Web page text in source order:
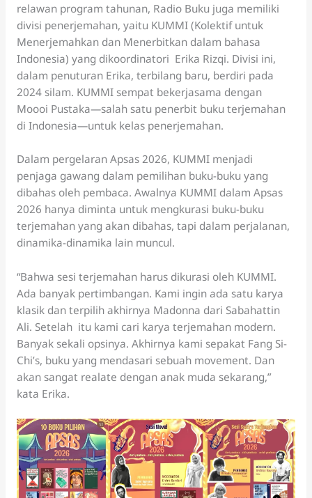
relawan program tahunan, Radio Buku juga memiliki
divisi penerjemahan, yaitu KUMMI (Kolektif untuk
Menerjemahkan dan Menerbitkan dalam bahasa
Indonesia) yang dikoordinatori Erika Rizqi. Divisi ini,
dalam penuturan Erika, terbilang baru, berdiri pada
2024 silam. KUMMI sempat bekerjasama dengan
Moooi Pustaka—salah satu penerbit buku terjemahan
di Indonesia—untuk kelas penerjemahan.
Dalam pergelaran Apsas 2026, KUMMI menjadi
penjaga gawang dalam pemilihan buku-buku yang
dibahas oleh pembaca. Awalnya KUMMI dalam Apsas
2026 hanya diminta untuk mengkurasi buku-buku
terjemahan yang akan dibahas, tapi dalam perjalanan,
dinamika-dinamika lain muncul.
“Bahwa sesi terjemahan harus dikurasi oleh KUMMI.
Ada banyak pertimbangan. Kami ingin ada satu karya
klasik dan terpilih akhirnya Madonna dari Sabahattin
Ali. Setelah itu kami cari karya terjemahan modern.
Banyak sekali opsinya. Akhirnya kami sepakat Fang Si-
Chi’s, buku yang mendasari sebuah movement. Dan
akan sangat realate dengan anak muda sekarang,”
kata Erika.